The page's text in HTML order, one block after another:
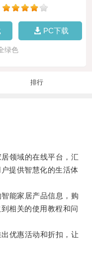
PC下载
绿色
排行
领域的在线平台，汇
提供智慧化的生活体
能家居产品信息，购
相关的使用教程和问
优惠活动和折扣，让